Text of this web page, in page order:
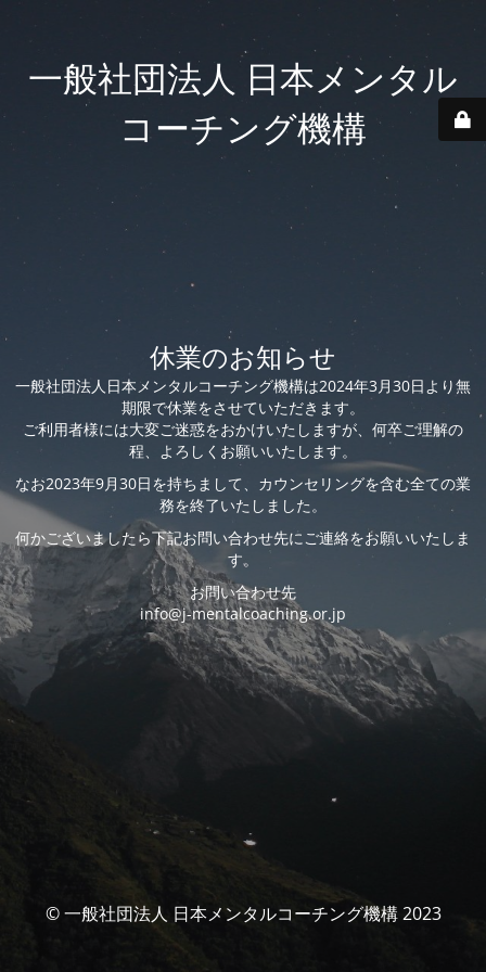
一般社団法人 日本メンタル
コーチング機構
休業のお知らせ
一般社団法人日本メンタルコーチング機構は2024年3月30日より無
期限で休業をさせていただきます。
ご利用者様には大変ご迷惑をおかけいたしますが、何卒ご理解の
程、よろしくお願いいたします。
なお2023年9月30日を持ちまして、カウンセリングを含む全ての業
務を終了いたしました。
何かございましたら下記お問い合わせ先にご連絡をお願いいたしま
す。
お問い合わせ先
info@j-mentalcoaching.or.jp
© 一般社団法人 日本メンタルコーチング機構 2023